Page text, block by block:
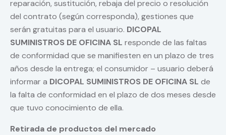
reparación, sustitución, rebaja del precio o resolución
del contrato (según corresponda), gestiones que
serán gratuitas para el usuario. DICOPAL
SUMINISTROS DE OFICINA SL responde de las faltas
de conformidad que se manifiesten en un plazo de tres
años desde la entrega; el consumidor – usuario deberá
informar a DICOPAL SUMINISTROS DE OFICINA SL de
la falta de conformidad en el plazo de dos meses desde
que tuvo conocimiento de ella.
Retirada de productos del mercado